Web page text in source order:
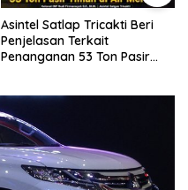
Asintel Satlap Tricakti Beri
Penjelasan Terkait
Penanganan 53 Ton Pasir